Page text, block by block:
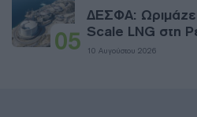
05
ΔΕΣΦΑ:
Scale LNG στη
10 Αυγούστου 2026